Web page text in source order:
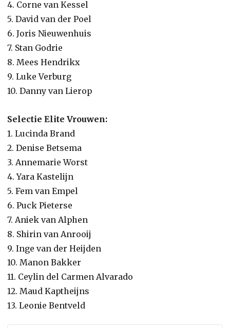
4. Corne van Kessel
5. David van der Poel
6. Joris Nieuwenhuis
7. Stan Godrie
8. Mees Hendrikx
9. Luke Verburg
10. Danny van Lierop
Selectie Elite Vrouwen:
1. Lucinda Brand
2. Denise Betsema
3. Annemarie Worst
4. Yara Kastelijn
5. Fem van Empel
6. Puck Pieterse
7. Aniek van Alphen
8. Shirin van Anrooij
9. Inge van der Heijden
10. Manon Bakker
11. Ceylin del Carmen Alvarado
12. Maud Kaptheijns
13. Leonie Bentveld